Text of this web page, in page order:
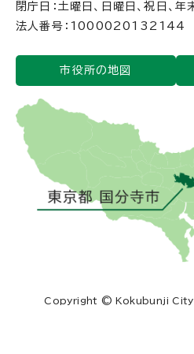
閉庁日：土曜日、日曜日、祝日、年
法人番号：1000020132144
市役所の地図
Copyright © Kokubunji